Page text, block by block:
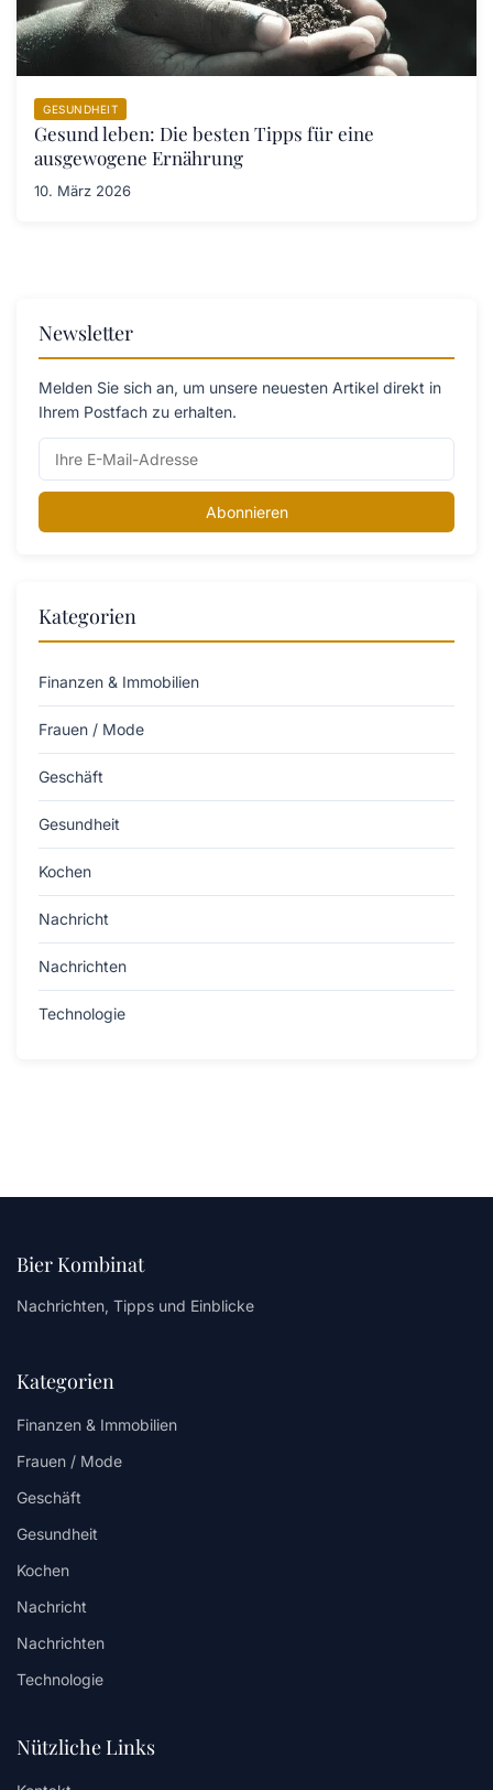
GESUNDHEIT
Gesund leben: Die besten Tipps für eine
ausgewogene Ernährung
10. März 2026
Newsletter
Melden Sie sich an, um unsere neuesten Artikel direkt in
Ihrem Postfach zu erhalten.
Abonnieren
Kategorien
Finanzen & Immobilien
Frauen / Mode
Geschäft
Gesundheit
Kochen
Nachricht
Nachrichten
Technologie
Bier Kombinat
Nachrichten, Tipps und Einblicke
Kategorien
Finanzen & Immobilien
Frauen / Mode
Geschäft
Gesundheit
Kochen
Nachricht
Nachrichten
Technologie
Nützliche Links